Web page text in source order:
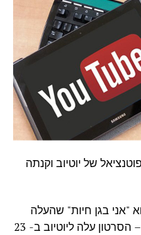
את הפוטנציאל של יוטיוב וקנתה
"אני בגן חיות" שהעלה
אחד ממקימי האתר – ג'ווד קארים – הסרטון עלה ליוטיוב ב- 23